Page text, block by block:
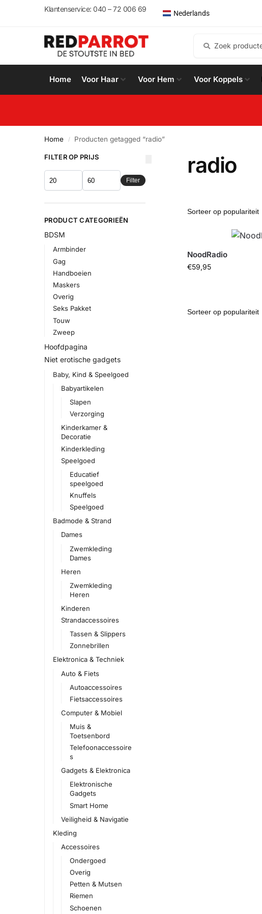
Klantenservice: 040 – 72 006 69 Nederlands
Español
Home Voor Haar Voor Hem Voor Koppels
Home / Producten getagged “radio”
radio
NoodRadio
€59,95
FILTER OP PRIJS
Filter
PRODUCT CATEGORIEËN
BDSM
Armbinder
Gag
Handboeien
Maskers
Overig
Seks Pakket
Touw
Zweep
Hoofdpagina
Niet erotische gadgets
Baby, Kind & Speelgoed
Babyartikelen
Slapen
Verzorging
Kinderkamer &
Decoratie
Kinderkleding
Speelgoed
Educatief
speelgoed
Knuffels
Speelgoed
Badmode & Strand
Dames
Zwemkleding
Dames
Heren
Zwemkleding
Heren
Kinderen
Strandaccessoires
Tassen & Slippers
Zonnebrillen
Elektronica & Techniek
Auto & Fiets
Autoaccessoires
Fietsaccessoires
Computer & Mobiel
Muis &
Toetsenbord
Telefoonaccessoire
s
Gadgets & Elektronica
Elektronische
Gadgets
Smart Home
Veiligheid & Navigatie
Kleding
Accessoires
Ondergoed
Overig
Petten & Mutsen
Riemen
Schoenen